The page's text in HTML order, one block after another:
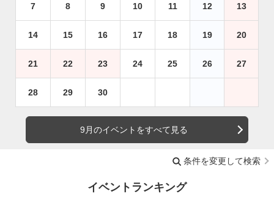
7 8 9 10 11 12 13
14 15 16 17 18 19 20
21 22 23 24 25 26 27
28 29 30
9月のイベントをすべて見る
条件を変更して検索
イベントランキング